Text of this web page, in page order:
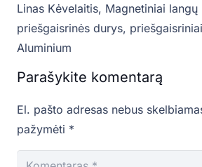
Linas Kėvelaitis, Magnetiniai langų
priešgaisrinės durys,
Aluminium
Parašykite komentarą
El. pašto adresas nebus
pažymėti *